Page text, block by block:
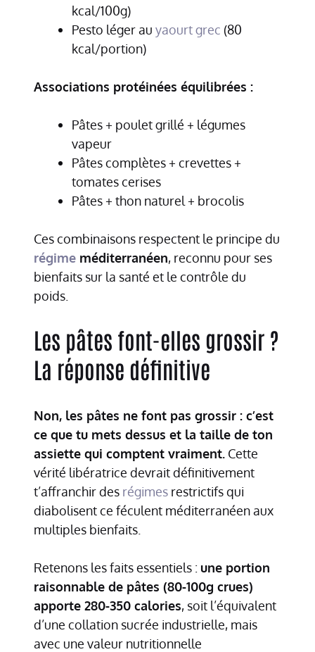
kcal/100g)
Pesto léger au yaourt grec (80
kcal/portion)
Associations protéinées équilibrées :
Pâtes + poulet grillé + légumes
vapeur
Pâtes complètes + crevettes +
tomates cerises
Pâtes + thon naturel + brocolis
Ces combinaisons respectent le principe du
régime méditerranéen, reconnu pour ses
bienfaits sur la santé et le contrôle du
poids.
Les pâtes font-elles grossir ?
La réponse définitive
Non, les pâtes ne font pas grossir : c’est
ce que tu mets dessus et la taille de ton
assiette qui comptent vraiment. Cette
vérité libératrice devrait définitivement
t’affranchir des régimes restrictifs qui
diabolisent ce féculent méditerranéen aux
multiples bienfaits.
Retenons les faits essentiels : une portion
raisonnable de pâtes (80-100g crues)
apporte 280-350 calories, soit l’équivalent
d’une collation sucrée industrielle, mais
avec une valeur nutritionnelle